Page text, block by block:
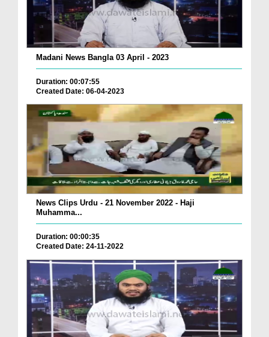
Madani News Bangla 03 April - 2023
Duration: 00:07:55
Created Date: 06-04-2023
News Clips Urdu - 21 November 2022 - Haji
Muhamma...
Duration: 00:00:35
Created Date: 24-11-2022